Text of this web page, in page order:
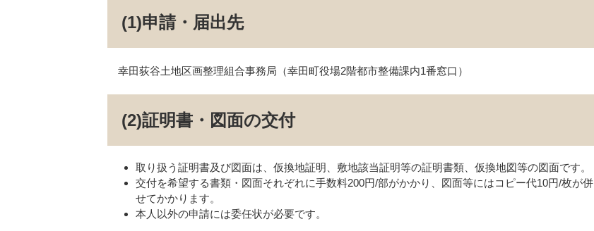
(1)申請・届出先
幸田荻谷土地区画整理組合事務局（幸田町役場2階都市整備課内1番窓口）
(2)証明書・図面の交付
取り扱う証明書及び図面は、仮換地証明、敷地該当証明等の証明書類、仮換地図等の図面です。
交付を希望する書類・図面それぞれに手数料200円/部がかかり、図面等にはコピー代10円/枚が併
せてかかります。
本人以外の申請には委任状が必要です。